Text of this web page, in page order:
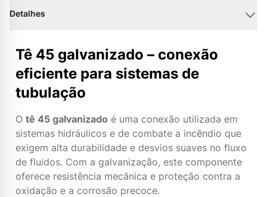
Detalhes
Tê 45 galvanizado – conexão
eficiente para sistemas de
tubulação
O tê 45 galvanizado é uma conexão utilizada em
sistemas hidráulicos e de combate a incêndio que
exigem alta durabilidade e desvios suaves no fluxo
de fluidos. Com a galvanização, este componente
oferece resistência mecânica e proteção contra a
oxidação e a corrosão precoce.